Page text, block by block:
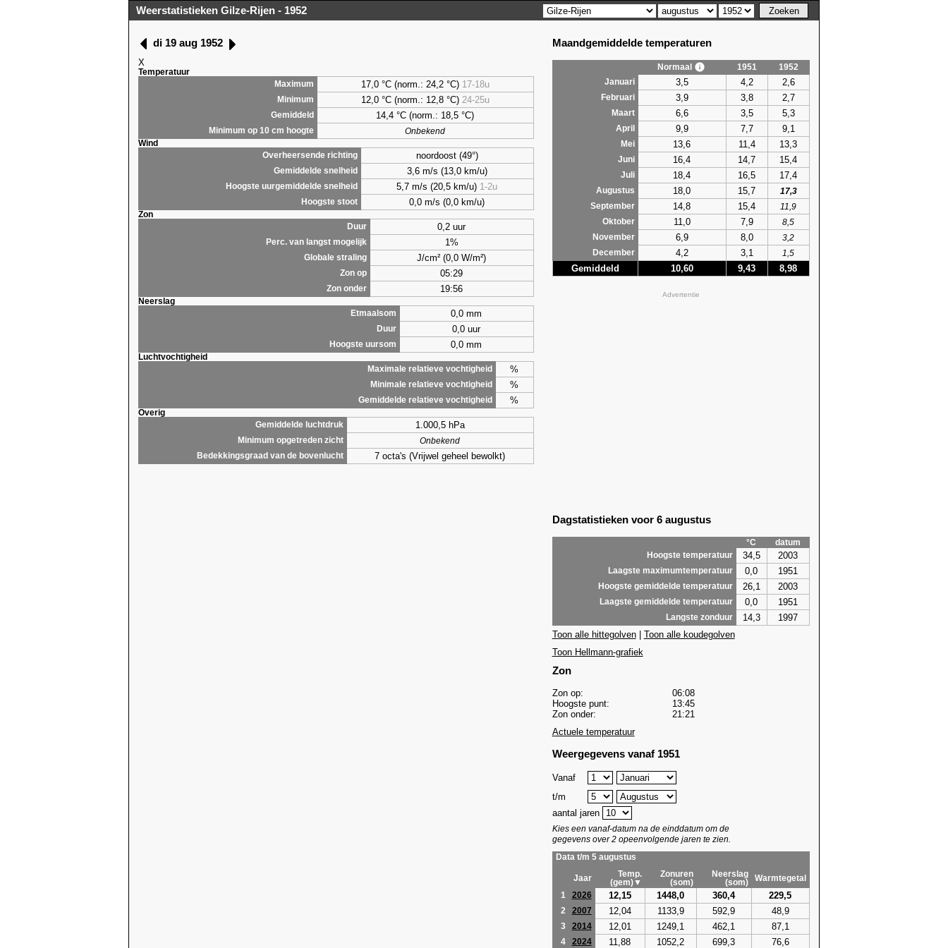
Weerstatistieken Gilze-Rijen - 1952
di 19 aug 1952
X
Temperatuur
Maximum
17,0 °C (norm.: 24,2 °C) 17-18u
Minimum 12,0 °C (norm.: 12,8 °C) 24-25u
Gemiddeld 14,4 °C (norm.: 18,5 °C)
Minimum op 10 cm hoogte
Onbekend
Wind
Overheersende richting
noordoost (49°)
Gemiddelde snelheid 3,6 m/s (13,0 km/u)
Hoogste uurgemiddelde snelheid 5,7 m/s (20,5 km/u) 1-2u
Hoogste stoot 0,0 m/s (0,0 km/u)
Zon
Duur
0,2 uur
Perc. van langst mogelijk 1%
Globale straling J/cm² (0,0 W/m²)
Zon op 05:29
Zon onder 19:56
Neerslag
Etmaalsom
0,0 mm
Duur 0,0 uur
Hoogste uursom 0,0 mm
Luchtvochtigheid
Maximale relatieve vochtigheid
%
Minimale relatieve vochtigheid %
Gemiddelde relatieve vochtigheid %
Overig
Gemiddelde luchtdruk
1.000,5 hPa
Minimum opgetreden zicht
Onbekend
Bedekkingsgraad van de bovenlucht
7 octa's (Vrijwel geheel bewolkt)
Maandgemiddelde temperaturen
Normaal 1951
1952
Januari
3,5 4,2 2,6
Februari 3,9 3,8 2,7
Maart 6,6 3,5 5,3
April 9,9 7,7 9,1
Mei 13,6 11,4 13,3
Juni 16,4 14,7 15,4
Juli 18,4 16,5 17,4
Augustus 18,0 15,7
17,3
September
14,8 15,4
11,9
Oktober
11,0 7,9
8,5
November
6,9 8,0
3,2
December
4,2 3,1 1,5
Gemiddeld 10,60 9,43 8,98
Advertentie
Dagstatistieken voor 6 augustus
°C
datum
Hoogste temperatuur
34,5 2003
Laagste maximumtemperatuur 0,0 1951
Hoogste gemiddelde temperatuur 26,1 2003
Laagste gemiddelde temperatuur 0,0 1951
Langste zonduur 14,3
1997
Toon alle hittegolven| Toon alle koudegolven
Toon Hellmann-grafiek
Zon
Zon op:
06:08
Hoogste punt:
13:45
Zon onder:
21:21
Actuele temperatuur
Weergegevens vanaf 1951
Vanaf
t/m
aantal jaren
Kies een vanaf-datum na de einddatum om de
gegevens over 2 opeenvolgende jaren te zien.
Data t/m 5 augustus
Jaar
Temp.
(gem)▼
Zonuren
(som)
Neerslag
(som)
Warmtegetal
1
2026 12,15 1448,0 360,4 229,5
2 2007 12,04 1133,9 592,9 48,9
3 2014 12,01 1249,1 462,1 87,1
4 2024 11,88 1052,2 699,3 76,6